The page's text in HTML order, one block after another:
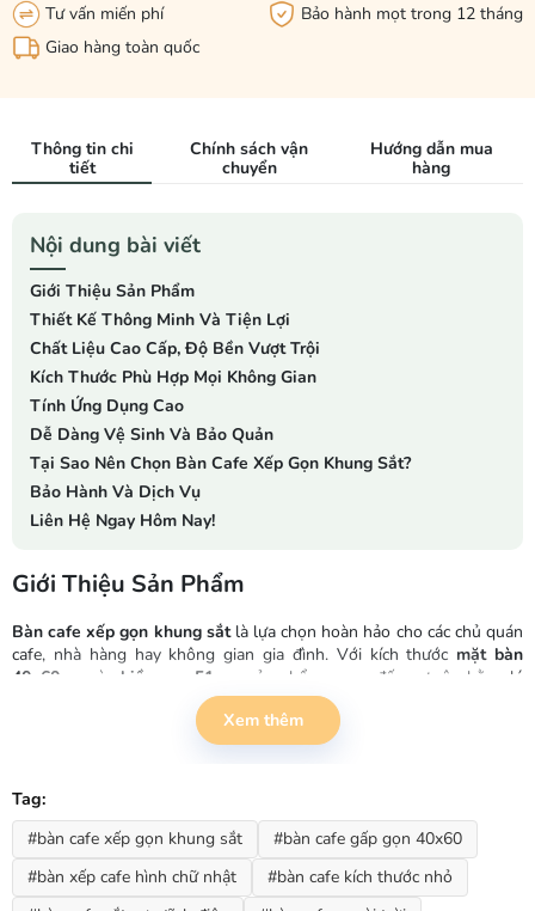
Tư vấn miến phí
Bảo hành mọt trong 12 tháng
Giao hàng toàn quốc
Thông tin chi
tiết
Chính sách vận
chuyển
Hướng dẫn mua
hàng
Nội dung bài viết
Giới Thiệu Sản Phẩm
Thiết Kế Thông Minh Và Tiện Lợi
Chất Liệu Cao Cấp, Độ Bền Vượt Trội
Kích Thước Phù Hợp Mọi Không Gian
Tính Ứng Dụng Cao
Dễ Dàng Vệ Sinh Và Bảo Quản
Tại Sao Nên Chọn Bàn Cafe Xếp Gọn Khung Sắt?
Bảo Hành Và Dịch Vụ
Liên Hệ Ngay Hôm Nay!
Giới Thiệu Sản Phẩm
Bàn cafe xếp gọn khung sắt là lựa chọn hoàn hảo cho các chủ quán
cafe, nhà hàng hay không gian gia đình. Với kích thước mặt bàn
40x60cm
và chiều cao 51cm
, sản phẩm mang đến sự cân bằng lý
tưởng giữa tính tiện dụng và thẩm mỹ. Thiết kế
tối ưu diện tích, dễ dàng sắp xếp theo hàng lối hoặc ghép đôi tạo
Thiết Kế Thông Minh Và Tiện Lợi
Điểm nổi bật của bàn cafe xếp gọn khung sắt là khả năng
linh hoạt
khi không sử dụng. Bạn có thể dễ dàng thu gọn, cất giữ
hoặc di chuyển để tối ưu không gian kinh doanh. Đây chính là giải
Xem thêm
Tag:
#bàn cafe xếp gọn khung sắt
#bàn cafe gấp gọn 40x60
#bàn xếp cafe hình chữ nhật
#bàn cafe kích thước nhỏ